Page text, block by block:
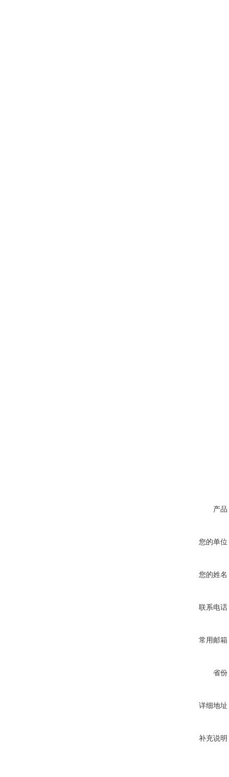
产品
您的单位
您的姓名
联系电话
常用邮箱
省份
详细地址
补充说明